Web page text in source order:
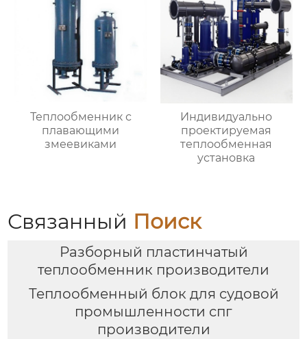
Теплообменник с
плавающими
змеевиками
Индивидуально
проектируемая
теплообменная
установка
Связанный Поиск
Разборный пластинчатый
теплообменник производители
Теплообменный блок для судовой
промышленности спг
производители